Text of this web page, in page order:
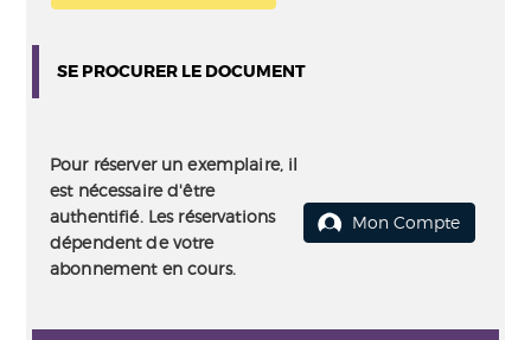
SE PROCURER LE DOCUMENT
Pour réserver un exemplaire, il
est nécessaire d'être
authentifié. Les réservations
dépendent de votre
abonnement en cours.
Mon Compte